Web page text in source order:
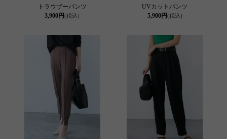
トラウザーパンツ
3,900円(税込)
UVカットパンツ
5,900円(税込)